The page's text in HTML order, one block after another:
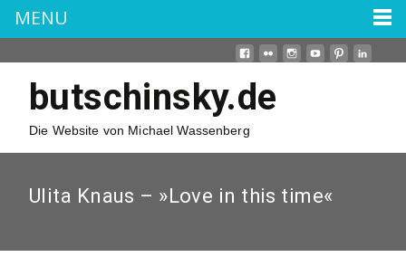
butschinsky.de
Die Website von Michael Wassenberg
Ulita Knaus – »Love in this time«
MENU